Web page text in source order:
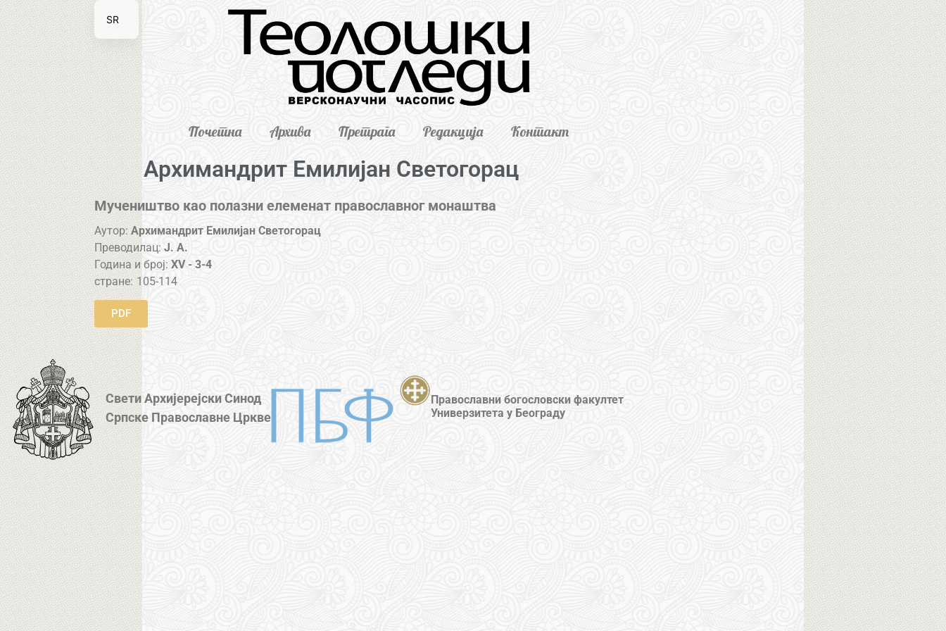
Почетна Архива Претрага Редакција Контакт
Архимандрит Емилијан Светогорац
Мучеништво као полазни елеменат православног монаштва
Аутор: Архимандрит Емилијан Светогорац
Преводилац: J. A.
Година и број:XV - 3-4
стране: 105-114
PDF
Свети Архијерејски Синод
Српске Православне Цркве
Православни богословски факултет
Универзитета у Београду
SR
EN